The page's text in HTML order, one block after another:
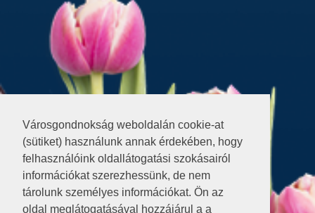
Városgondnokság weboldalán cookie-at
(sütiket) használunk annak érdekében, hogy
felhasználóink oldallátogatási szokásairól
információkat szerezhessünk, de nem
tárolunk személyes információkat. Ön az
oldal meglátogatásával hozzájárul a a